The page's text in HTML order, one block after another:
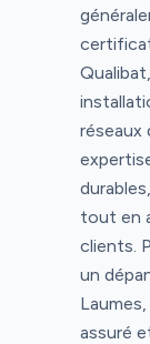
réseaux
tout en
clients.
un
assuré